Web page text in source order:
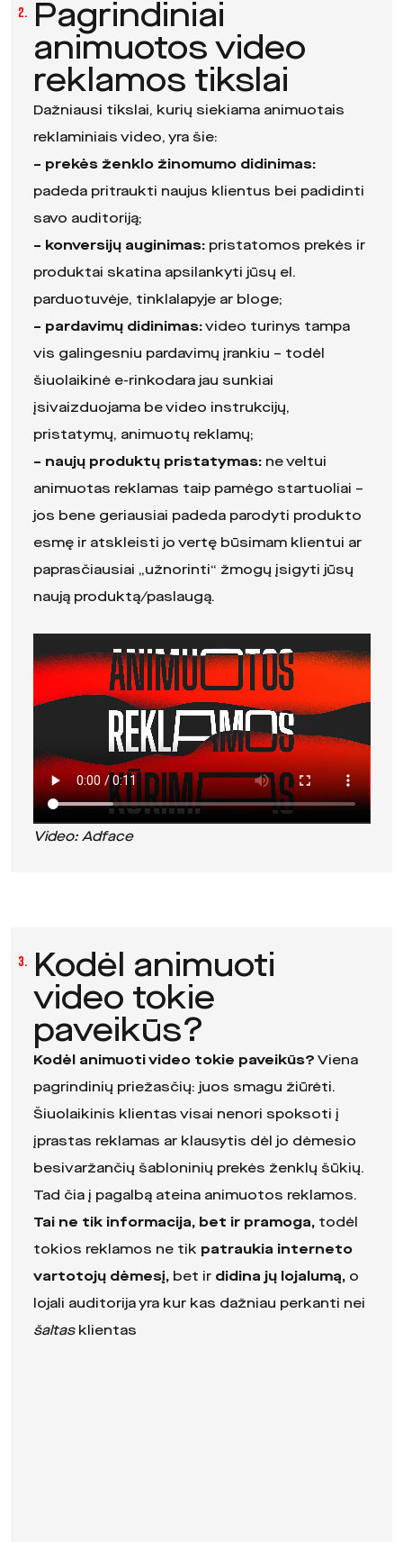
2.
Pagrindiniai
animuotos video
reklamos tikslai
Dažniausi tikslai, kurių siekiama animuotais
reklaminiais video, yra šie:
– prekės ženklo žinomumo didinimas:
padeda pritraukti naujus klientus bei padidinti
savo auditoriją;
– konversijų auginimas:pristatomos prekės ir
produktai skatina apsilankyti jūsų el.
parduotuvėje, tinklalapyje ar bloge;
– pardavimų didinimas:video turinys tampa
vis galingesniu pardavimų įrankiu – todėl
šiuolaikinė e-rinkodara jau sunkiai
įsivaizduojama be video instrukcijų,
pristatymų, animuotų reklamų;
– naujų produktų pristatymas:ne veltui
animuotas reklamas taip pamėgo startuoliai –
jos bene geriausiai padeda parodyti produkto
esmę ir atskleisti jo vertę būsimam klientui ar
paprasčiausiai „užnorinti“ žmogų įsigyti jūsų
naują produktą/paslaugą.
Video: Adface
3. Kodėl animuoti
video tokie
paveikūs?
Kodėl animuoti video tokie paveikūs? Viena
pagrindinių priežasčių: juos smagu žiūrėti.
Šiuolaikinis klientas visai nenori spoksoti į
įprastas reklamas ar klausytis dėl jo dėmesio
besivaržančių šabloninių prekės ženklų šūkių.
Tad čia į pagalbą ateina animuotos reklamos.
Tai ne tik informacija, bet ir pramoga,todėl
tokios reklamos ne tik patraukia interneto
vartotojų dėmesį,bet ir didina jų lojalumą,o
lojali auditorija yra kur kas dažniau perkanti nei
šaltas klientas